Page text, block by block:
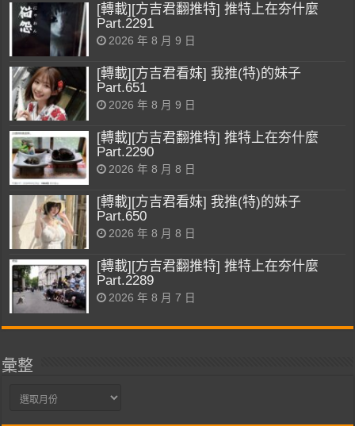
[轉載][方吉君翻推特] 推特上在夯什麼
Part.2291
2026 年 8 月 9 日
[轉載][方吉君看妹] 我推(特)的妹子
Part.651
2026 年 8 月 9 日
[轉載][方吉君翻推特] 推特上在夯什麼
Part.2290
2026 年 8 月 8 日
[轉載][方吉君看妹] 我推(特)的妹子
Part.650
2026 年 8 月 8 日
[轉載][方吉君翻推特] 推特上在夯什麼
Part.2289
2026 年 8 月 7 日
彙整
彙